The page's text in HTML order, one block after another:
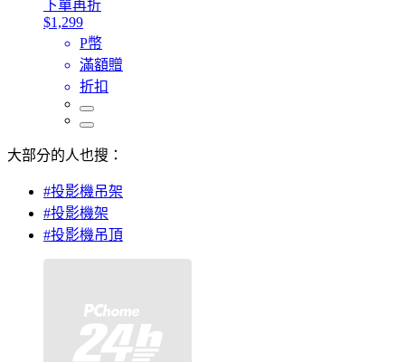
下單再折
$1,299
P幣
滿額贈
折扣
大部分的人也搜：
#投影機吊架
#投影機架
#投影機吊頂